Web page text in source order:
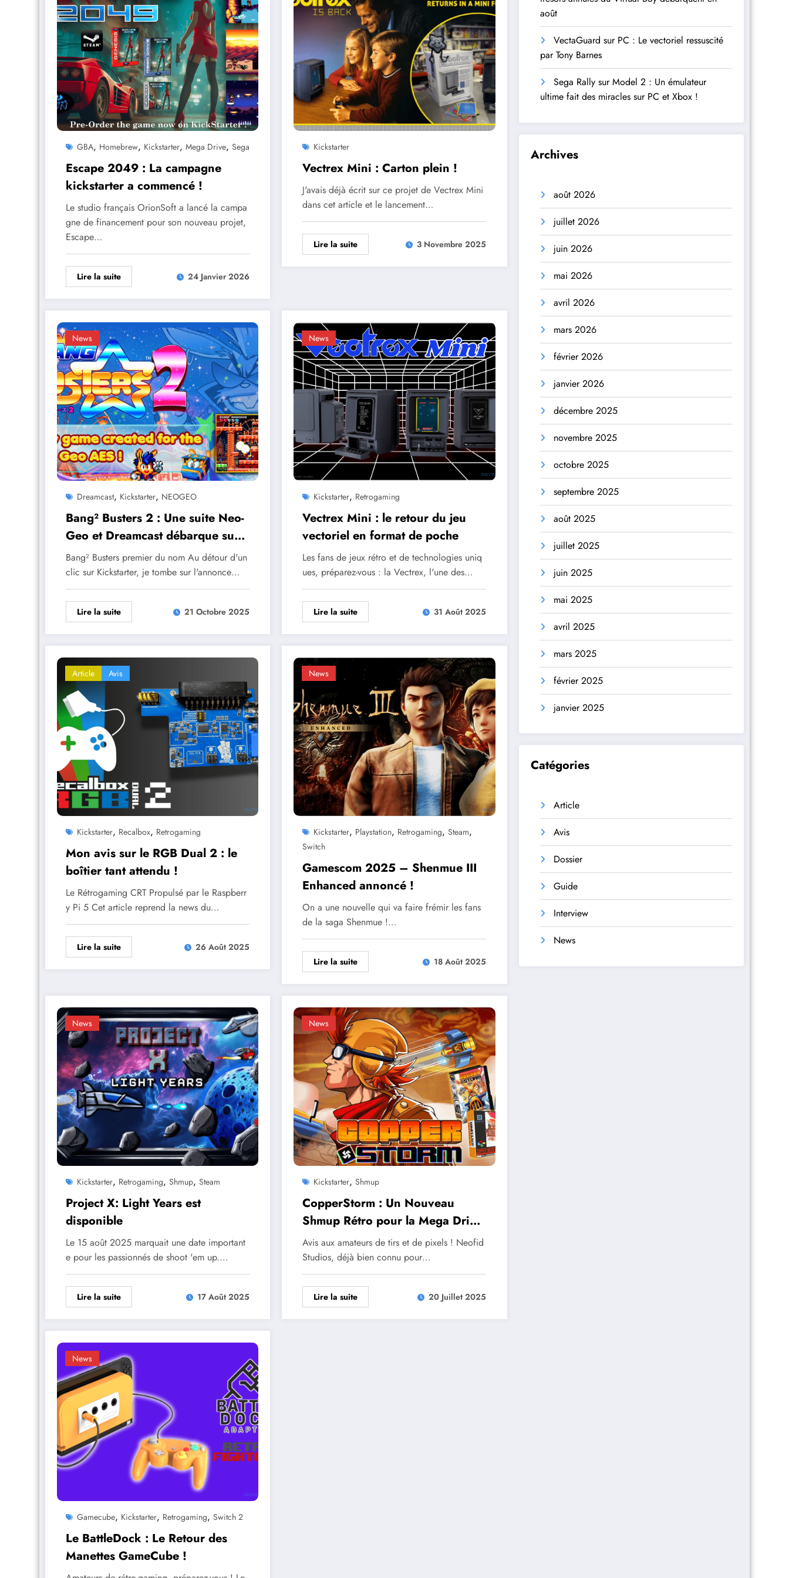
GBA, Homebrew, Kickstarter, Mega Drive, Sega
Escape 2049 : La campagne
kickstarter a commencé !
Le studio français OrionSoft a lancé la campa
gne de financement pour son nouveau projet,
Escape…
Lire la suite 24 Janvier 2026
Kickstarter
Vectrex Mini : Carton plein !
J'avais déjà écrit sur ce projet de Vectrex Mini
dans cet article et le lancement…
Lire la suite 3 Novembre 2025
News
Dreamcast, Kickstarter, NEOGEO
Bang² Busters 2 : Une suite Neo-
Geo et Dreamcast débarque sur
Kickstarter
Bang² Busters premier du nom Au détour d'un
clic sur Kickstarter, je tombe sur l'annonce…
Lire la suite 21 Octobre 2025
News
Kickstarter, Retrogaming
Vectrex Mini : le retour du jeu
vectoriel en format de poche
Les fans de jeux rétro et de technologies uniq
ues, préparez-vous : la Vectrex, l'une des…
Lire la suite 31 Août 2025
Article Avis
Kickstarter, Recalbox, Retrogaming
Mon avis sur le RGB Dual 2 : le
boîtier tant attendu !
Le Rétrogaming CRT Propulsé par le Raspberr
y Pi 5 Cet article reprend la news du…
Lire la suite 26 Août 2025
News
Kickstarter, Playstation, Retrogaming,Steam,
Switch
Gamescom 2025 – Shenmue III
Enhanced annoncé !
On a une nouvelle qui va faire frémir les fans
de la saga Shenmue !…
Lire la suite 18 Août 2025
News
Kickstarter, Retrogaming, Shmup, Steam
Project X: Light Years est
disponible
Le 15 août 2025 marquait une date important
e pour les passionnés de shoot 'em up.…
Lire la suite 17 Août 2025
News
Kickstarter,Shmup
CopperStorm : Un Nouveau
Shmup Rétro pour la Mega Drive,
SNES et Neo Geo sur Kickstarter
Avis aux amateurs de tirs et de pixels ! Neofid
Studios, déjà bien connu pour…
Lire la suite 20 Juillet 2025
News
Gamecube, Kickstarter, Retrogaming, Switch 2
Le BattleDock : Le Retour des
Manettes GameCube !
août
VectaGuard sur PC : Le vectoriel ressuscité
par Tony Barnes
Sega Rally sur Model 2 : Un émulateur
ultime fait des miracles sur PC et Xbox !
Archives
août 2026
juillet 2026
juin 2026
mai 2026
avril 2026
mars 2026
février 2026
janvier 2026
décembre 2025
novembre 2025
octobre 2025
septembre 2025
août 2025
juillet 2025
juin 2025
mai 2025
avril 2025
mars 2025
février 2025
janvier 2025
Catégories
Article
Avis
Dossier
Guide
Interview
News